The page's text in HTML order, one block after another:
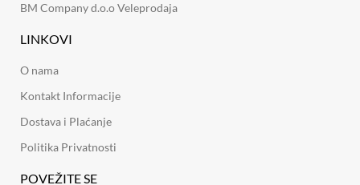
BM Company d.o.o Veleprodaja
LINKOVI
O nama
Kontakt Informacije
Dostava i Plaćanje
Politika Privatnosti
POVEŽITE SE